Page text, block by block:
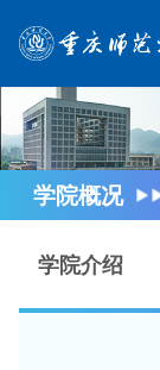
学院概况
学院介绍
网站首页